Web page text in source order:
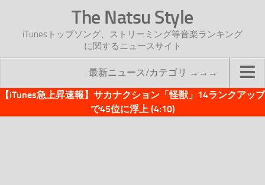
The Natsu Style
iTunesトップソング、ストリーミング等音楽ランキング
に関するニュースサイト
最新ニュース/カテゴリ →→→
TOP
【iTunes急上昇速報】サカナクション「怪獣」14ランクアップ
で45位に浮上 (4:10)